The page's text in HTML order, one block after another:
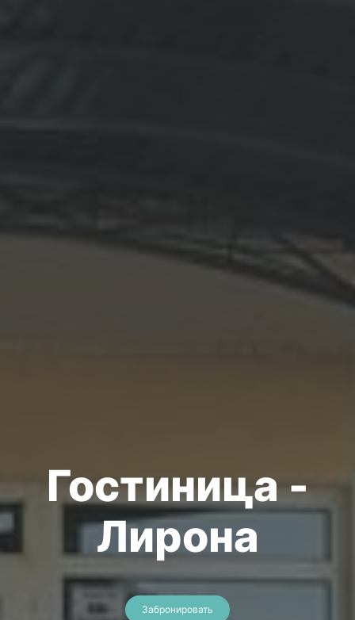
Гостиница -
Лирона
Забронировать